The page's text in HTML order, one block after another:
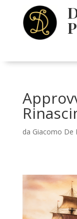
da Giacomo De